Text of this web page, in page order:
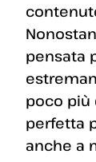
pensata
poco più
perfetta
anche a